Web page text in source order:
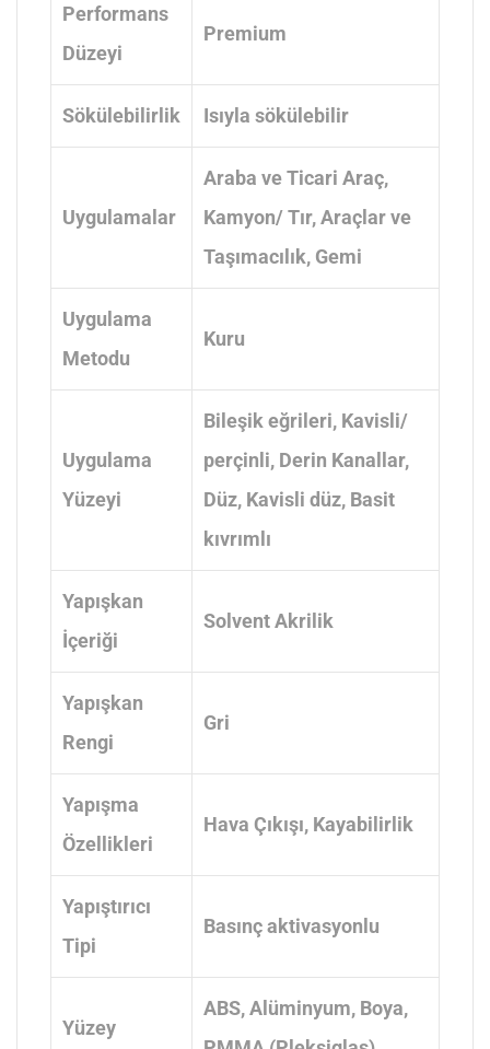
Performans
Düzeyi
Premium
Sökülebilirlik Isıyla sökülebilir
Uygulamalar
Araba ve Ticari Araç,
Kamyon/ Tır, Araçlar ve
Taşımacılık, Gemi
Uygulama
Metodu
Kuru
Uygulama
Yüzeyi
Bileşik eğrileri, Kavisli/
perçinli, Derin Kanallar,
Düz, Kavisli düz, Basit
kıvrımlı
Yapışkan
İçeriği
Solvent Akrilik
Yapışkan
Rengi
Gri
Yapışma
Özellikleri
Hava Çıkışı, Kayabilirlik
Yapıştırıcı
Tipi
Basınç aktivasyonlu
Yüzey
ABS, Alüminyum, Boya,